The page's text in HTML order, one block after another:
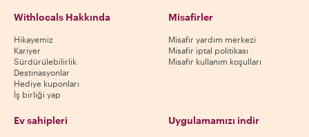
Withlocals Hakkında
Hikayemiz
Kariyer
Sürdürülebilirlik
Destinasyonlar
Hediye kuponları
İş birliği yap
Misafirler
Misafir yardım merkezi
Misafir iptal politikası
Misafir kullanım koşulları
Ev sahipleri Uygulamamızı indir